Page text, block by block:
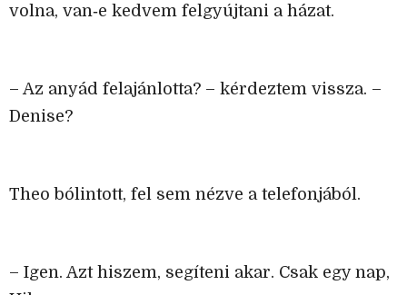
volna, van‑e kedvem felgyújtani a házat.
– Az anyád felajánlotta? – kérdeztem vissza. –
Denise?
Theo bólintott, fel sem nézve a telefonjából.
– Igen. Azt hiszem, segíteni akar. Csak egy nap,